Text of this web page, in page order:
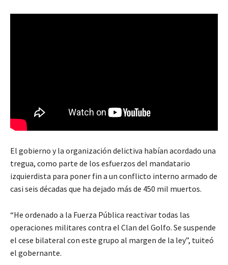
El gobierno y la organización delictiva habían acordado una
tregua, como parte de los esfuerzos del mandatario
izquierdista para poner fin a un conflicto interno armado de
casi seis décadas que ha dejado más de 450 mil muertos.
“He ordenado a la Fuerza Pública reactivar todas las
operaciones militares contra el Clan del Golfo. Se suspende
el cese bilateral con este grupo al margen de la ley”, tuiteó
el gobernante.